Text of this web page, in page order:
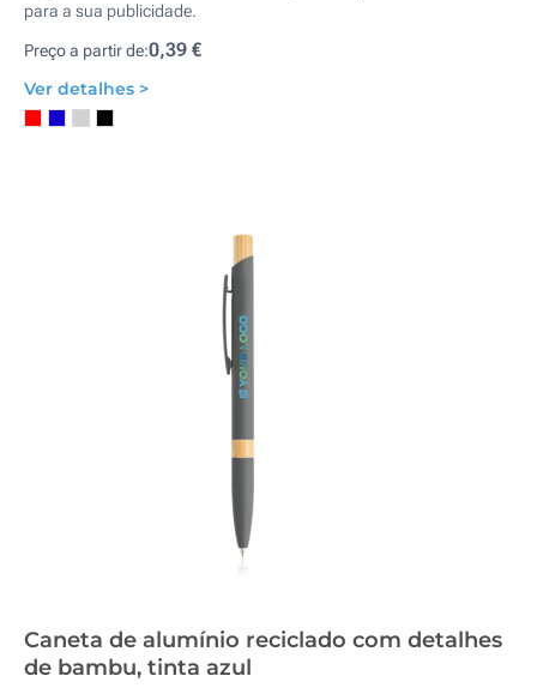
para a sua publicidade.
Preço a partir de:0,39 €
Ver detalhes >
Caneta de alumínio reciclado com detalhes
de bambu, tinta azul